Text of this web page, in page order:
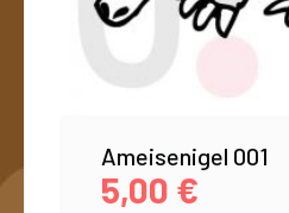
Ameisenigel 001
5,00 €